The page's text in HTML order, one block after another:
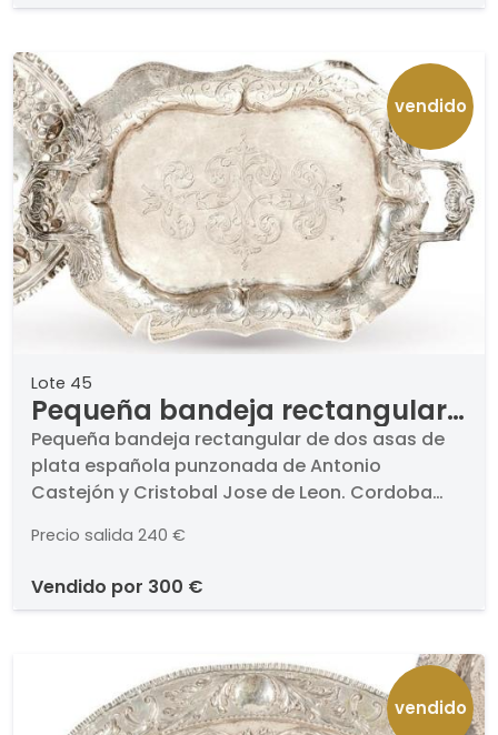
vendido
Lote 45
Pequeña bandeja rectangular
de dos asas de plata española
punzonada de Antonio
Castejón y Cristobal Jose de
Leon. Cordoba 1879
Pequeña bandeja rectangular de dos asas de
plata española punzonada de Antonio
Castejón y Cristobal Jose de Leon. Cordoba
29,5 x 19 cm
Precio salida 240 €
vendido por 300 €
vendido